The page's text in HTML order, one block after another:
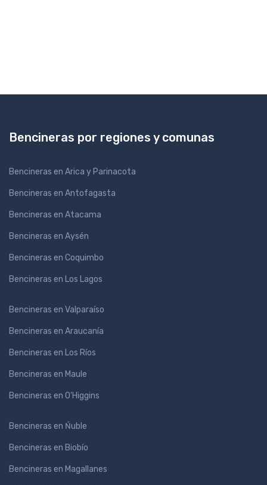
Bencineras por regiones y comunas
Bencineras en Arica y Parinacota
Bencineras en Antofagasta
Bencineras en Atacama
Bencineras en Aysén
Bencineras en Coquimbo
Bencineras en Los Lagos
Bencineras en Valparaíso
Bencineras en Araucanía
Bencineras en Los Ríos
Bencineras en Maule
Bencineras en O'Higgins
Bencineras en Ńuble
Bencineras en Biobío
Bencineras en Magallanes